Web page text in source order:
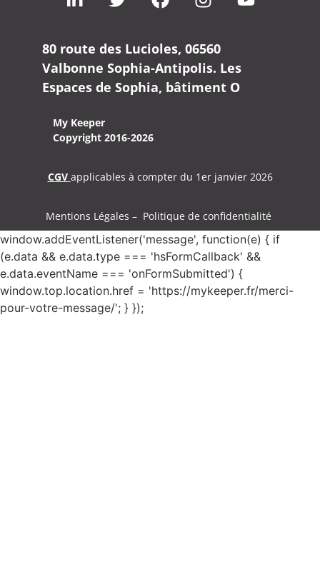
80 route des Lucioles, 06560
Valbonne Sophia-Antipolis. Les
Espaces de Sophia, bâtiment O
My Keeper
Copyright 2016-2026
CGV applicables à compter du 1er janvier 2026
Mentions Légales – Politique de confidentialité
window.addEventListener('message', function(e) { if
(e.data && e.data.type === 'hsFormCallback' &&
e.data.eventName === 'onFormSubmitted') {
window.top.location.href = 'https://mykeeper.fr/merci-
pour-votre-message/'; } });